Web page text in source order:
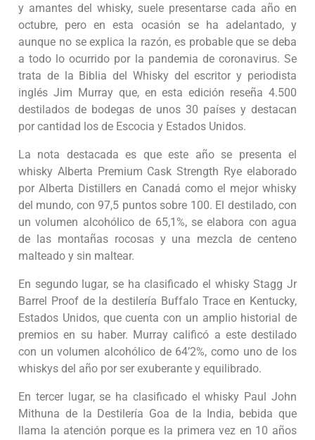
y amantes del whisky, suele presentarse cada año en
octubre, pero en esta ocasión se ha adelantado, y
aunque no se explica la razón, es probable que se deba
a todo lo ocurrido por la pandemia de coronavirus. Se
trata de la Biblia del Whisky del escritor y periodista
inglés Jim Murray que, en esta edición reseña 4.500
destilados de bodegas de unos 30 países y destacan
por cantidad los de Escocia y Estados Unidos.
La nota destacada es que este año se presenta el
whisky Alberta Premium Cask Strength Rye elaborado
por Alberta Distillers en Canadá como el mejor whisky
del mundo, con 97,5 puntos sobre 100. El destilado, con
un volumen alcohólico de 65,1%, se elabora con agua
de las montañas rocosas y una mezcla de centeno
malteado y sin maltear.
En segundo lugar, se ha clasificado el whisky Stagg Jr
Barrel Proof de la destilería Buffalo Trace en Kentucky,
Estados Unidos, que cuenta con un amplio historial de
premios en su haber. Murray calificó a este destilado
con un volumen alcohólico de 64’2%, como uno de los
whiskys del año por ser exuberante y equilibrado.
En tercer lugar, se ha clasificado el whisky Paul John
Mithuna de la Destilería Goa de la India, bebida que
llama la atención porque es la primera vez en 10 años